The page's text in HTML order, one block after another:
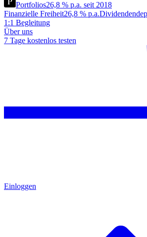
Portfolios26,8 % p.a. seit 2018
Finanzielle Freiheit26,8 % p.a.
1:1 Begleitung
Über uns
7 Tage kostenlos testen
Einloggen